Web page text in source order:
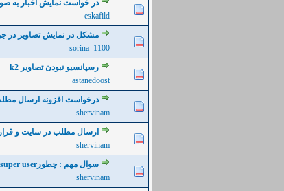
در خواست نمایش اخبار به
eskafild
0 رأی - میانگین امتیازات: 0 از 5
مشکل در نمایش تصاویر در
sorina_1100
0 رأی - میانگین امتیازات: 0 از 5
رسپانسیو نبودن تصاویر k2
astanedoost
درخواست افزونه ارسال
shervinam
0 رأی - میانگین امتیازات: 0 از 5
ارسال مطلب در سایت و
shervinam
0 رأی - میانگین امتیازات: 0 از 5
سوال مهم : چطورsuper user رو از دید سایرین مخفی کنم
shervinam